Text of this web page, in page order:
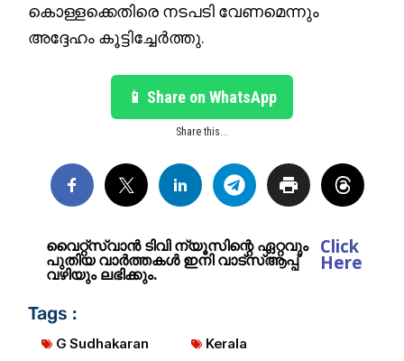
കൊള്ളക്കെതിരെ നടപടി വേണമെന്നും
അദ്ദേഹം കൂട്ടിച്ചേർത്തു.
📱 Share on WhatsApp
Share this...
വൈറ്റ്സ്വാൻ ടിവി ന്യൂസിന്റെ ഏറ്റവും
പുതിയ വാർത്തകൾ ഇനി വാട്സ്ആപ്പ്
വഴിയും ലഭിക്കും.
Click
Here
Tags :
G Sudhakaran
Kerala